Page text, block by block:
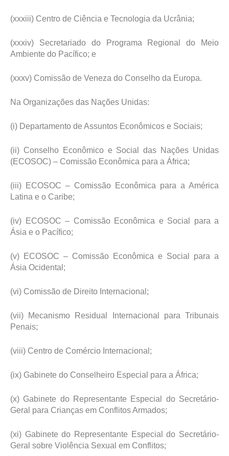
(xxxiii) Centro de Ciência e Tecnologia da Ucrânia;
(xxxiv) Secretariado do Programa Regional do Meio
Ambiente do Pacífico; e
(xxxv) Comissão de Veneza do Conselho da Europa.
Na Organizações das Nações Unidas:
(i) Departamento de Assuntos Econômicos e Sociais;
(ii) Conselho Econômico e Social das Nações Unidas
(ECOSOC) – Comissão Econômica para a África;
(iii) ECOSOC – Comissão Econômica para a América
Latina e o Caribe;
(iv) ECOSOC – Comissão Econômica e Social para a
Ásia e o Pacífico;
(v) ECOSOC – Comissão Econômica e Social para a
Ásia Ocidental;
(vi) Comissão de Direito Internacional;
(vii) Mecanismo Residual Internacional para Tribunais
Penais;
(viii) Centro de Comércio Internacional;
(ix) Gabinete do Conselheiro Especial para a África;
(x) Gabinete do Representante Especial do Secretário-
Geral para Crianças em Conflitos Armados;
(xi) Gabinete do Representante Especial do Secretário-
Geral sobre Violência Sexual em Conflitos;